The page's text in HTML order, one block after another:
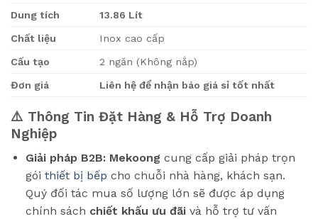
Dung tích 13.86 Lít
Chất liệu Inox cao cấp
Cấu tạo 2 ngăn (Không nắp)
Đơn giá Liên hệ để nhận báo giá sỉ tốt nhất
⚠️ Thông Tin Đặt Hàng & Hỗ Trợ Doanh
Nghiệp
Giải pháp B2B: Mekoong cung cấp giải pháp trọn
gói thiết bị bếp cho chuỗi nhà hàng, khách sạn.
Quý đối tác mua số lượng lớn sẽ được áp dụng
chính sách chiết khấu ưu đãivà hỗ trợ tư vấn